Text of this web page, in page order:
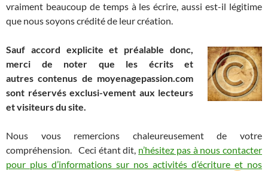
vraiment beaucoup de temps à les écrire, aussi est-il légitime
que nous soyons crédité de leur création.
Sauf accord explicite et préalable donc,
merci de noter que les écrits et
autres contenus de moyenagepassion.com
sont réservés exclusi-vement aux lecteurs
et visiteurs du site.
Nous vous remercions chaleureusement de votre
compréhension. Ceci étant dit, n’hésitez pas à nous contacter
pour plus d’informations sur nos activités d’écriture et nos